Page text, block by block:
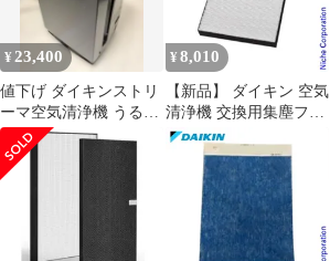
¥23,400
値下げ ダイキンストリ
ーマ空気清浄機 うるる
とさららMCZ70XBK-T
¥ 8,010
【新品】 ダイキン 空気
清浄機 交換用集塵フィ
ルター 1枚入
KAFP092A4